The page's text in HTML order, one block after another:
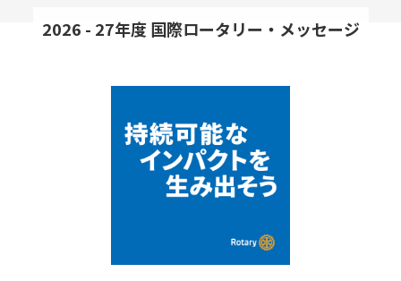
2026 - 27年度 国際ロータリー・メッセージ